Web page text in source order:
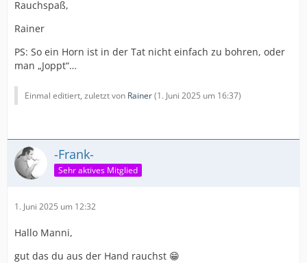
Rauchspaß,
Rainer
PS: So ein Horn ist in der Tat nicht einfach zu bohren, oder
man „Joppt“…
Einmal editiert, zuletzt von Rainer(1. Juni 2025 um 16:37)
-Frank-
Sehr aktives Mitglied
1. Juni 2025 um 12:32
Hallo Manni,
gut das du aus der Hand rauchst 😁